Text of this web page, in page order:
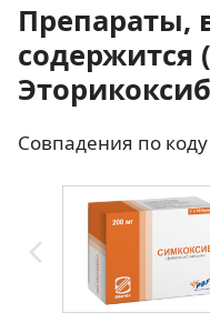
Препараты,
содержится
Совпадения по